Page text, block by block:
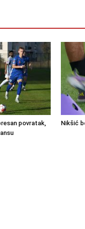
povratak,
Nikšić